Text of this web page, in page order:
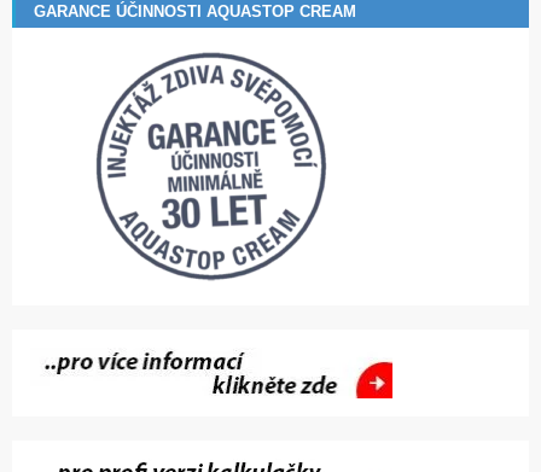
GARANCE ÚČINNOSTI AQUASTOP CREAM